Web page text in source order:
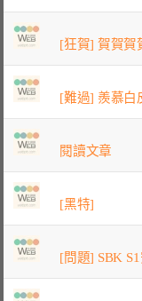
[狂賀] 賀賀賀
[難過] 羨慕白
閱讀文章
[黑特]
[問題] SBK